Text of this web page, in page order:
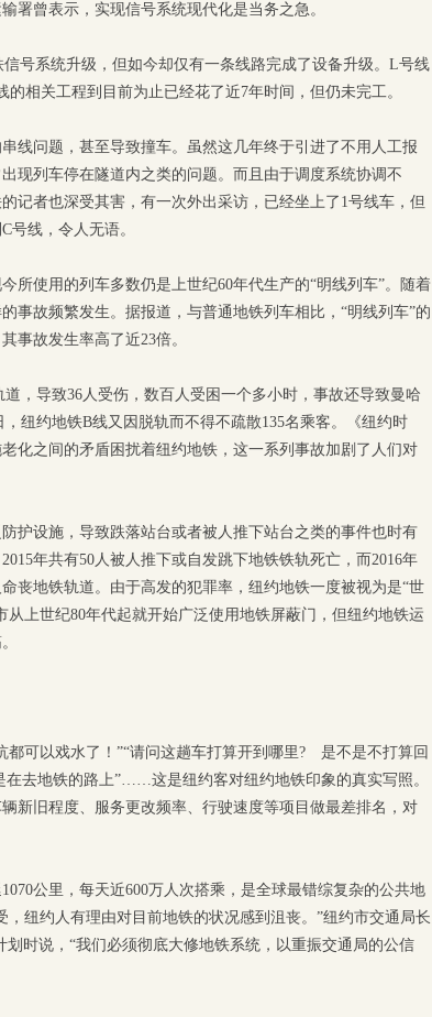
署曾表示，实现信号系统现代化是当务之急。
号系统升级，但如今却仅有一条线路完成了设备升级。L号线
相关工程到目前为止已经花了近7年时间，但仍未完工。
线问题，甚至导致撞车。虽然这几年终于引进了不用人工报
现列车停在隧道内之类的问题。而且由于调度系统协调不
记者也深受其害，有一次外出采访，已经坐上了1号线车，但
号线，令人无语。
所使用的列车多数仍是上世纪60年代生产的“明线列车”。随着
事故频繁发生。据报道，与普通地铁列车相比，“明线列车”的
事故发生率高了近23倍。
，导致36人受伤，数百人受困一个多小时，事故还导致曼哈
纽约地铁B线又因脱轨而不得不疏散135名乘客。《纽约时
化之间的矛盾困扰着纽约地铁，这一系列事故加剧了人们对
护设施，导致跌落站台或者被人推下站台之类的事件也时有
年共有50人被人推下或自发跳下地铁铁轨死亡，而2016年
丧地铁轨道。由于高发的犯罪率，纽约地铁一度被视为是“世
上世纪80年代起就开始广泛使用地铁屏蔽门，但纽约地铁运
都可以戏水了！”“请问这趟车打算开到哪里? 是不是不打算回
去地铁的路上”……这是纽约客对纽约地铁印象的真实写照。
新旧程度、服务更改频率、行驶速度等项目做最差排名，对
公里，每天近600万人次搭乘，是全球最错综复杂的公共地
纽约人有理由对目前地铁的状况感到沮丧。”纽约市交通局长
时说，“我们必须彻底大修地铁系统，以重振交通局的公信